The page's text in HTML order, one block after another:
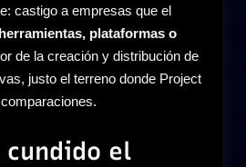
castigo a empresas que el
herramientas, plataformas o
de la creación y distribución de
justo el terreno donde Project
cundido el